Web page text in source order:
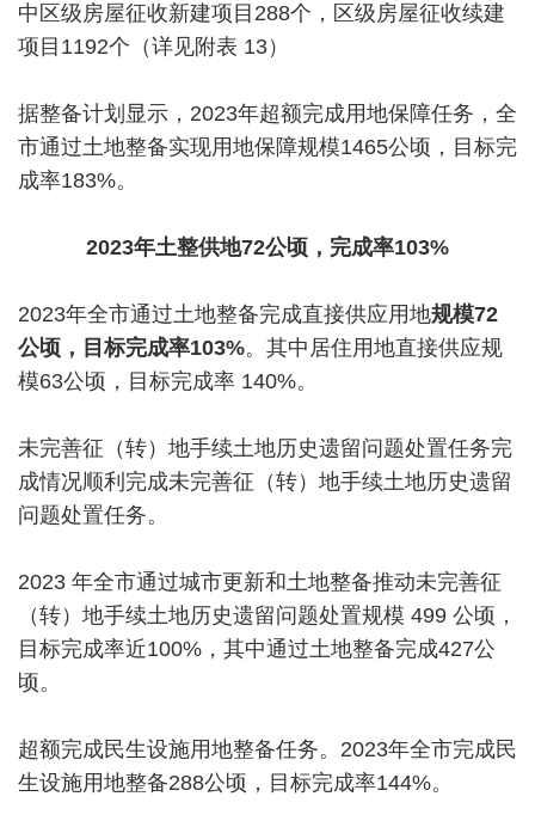
中区级房屋征收新建项目288个，区级房屋征收续建
项目1192个（详见附表 13）
据整备计划显示，2023年超额完成用地保障任务，全
市通过土地整备实现用地保障规模1465公顷，目标完
成率183%。
2023年土整供地72公顷，完成率103%
2023年全市通过土地整备完成直接供应用地规模72
公顷，目标完成率103%。其中居住用地直接供应规
模63公顷，目标完成率 140%。
未完善征（转）地手续土地历史遗留问题处置任务完
成情况顺利完成未完善征（转）地手续土地历史遗留
问题处置任务。
2023 年全市通过城市更新和土地整备推动未完善征
（转）地手续土地历史遗留问题处置规模 499 公顷，
目标完成率近100%，其中通过土地整备完成427公
顷。
超额完成民生设施用地整备任务。2023年全市完成民
生设施用地整备288公顷，目标完成率144%。